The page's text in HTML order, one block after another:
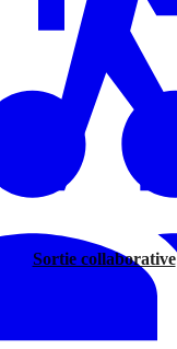
Sortie collaborative